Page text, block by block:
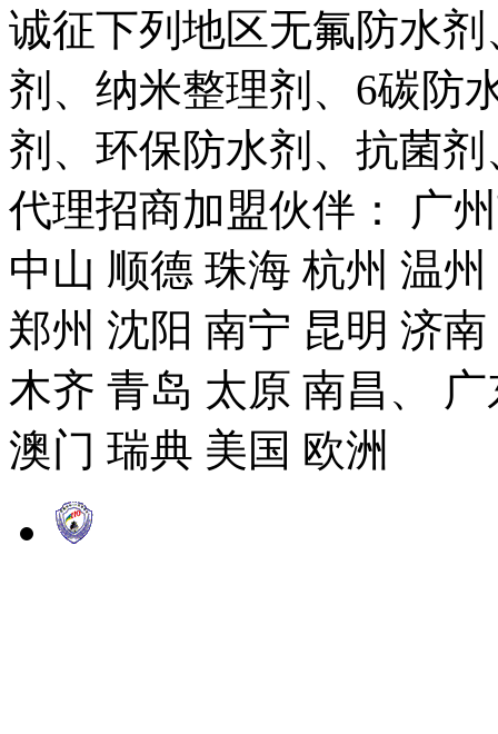
诚征下列地区无氟防水
剂、纳米整理剂、6碳防
剂、环保防水剂、抗菌
代理招商加盟伙伴： 广
中山 顺德 珠海 杭州 温
郑州 沈阳 南宁 昆明 济
木齐 青岛 太原 南昌、
澳门 瑞典 美国 欧洲